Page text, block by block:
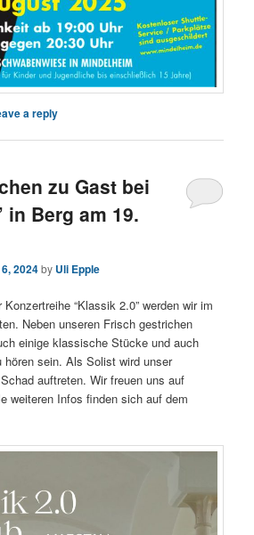
a reply
zu Gast bei
in Berg am 19.
2024by Uli Epple
“Klassik 2.0” werden wir im
Neben unseren Frisch gestrichen
einige klassische Stücke und auch
hören sein. Als Solist wird unser
auftreten. Wir freuen uns auf
weiteren Infos finden sich auf dem